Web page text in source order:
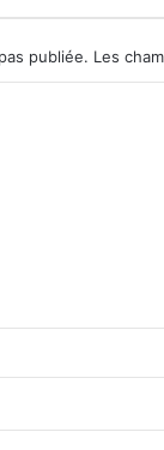
publiée. Les